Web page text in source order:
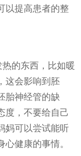
以提高患者的整
的东西，比如暖
这会影响到胚
胎神经管的缺
度，不要给自己
妈可以尝试能听
健康的事情。